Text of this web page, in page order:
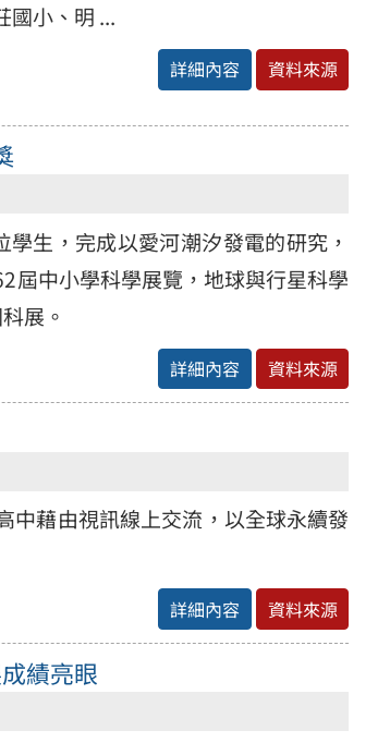
國小、明 ...
詳細內容 資料來源
生，完成以愛河潮汐發電的研究，
屆中小學科學展覽，地球與行星科學
展。
詳細內容 資料來源
中藉由視訊線上交流，以全球永續發
詳細內容 資料來源
績亮眼